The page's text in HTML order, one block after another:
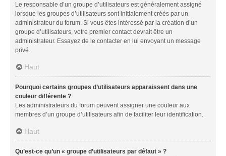
Le responsable d’un groupe d’utilisateurs est généralement assigné
lorsque les groupes d’utilisateurs sont initialement créés par un
administrateur du forum. Si vous êtes intéressé par la création d’un
groupe d’utilisateurs, votre premier contact devrait être un
administrateur. Essayez de le contacter en lui envoyant un message
privé.
Haut
Pourquoi certains groupes d’utilisateurs apparaissent dans une
couleur différente ?
Les administrateurs du forum peuvent assigner une couleur aux
membres d’un groupe d’utilisateurs afin de faciliter leur identification.
Haut
Qu’est-ce qu’un « groupe d’utilisateurs par défaut » ?